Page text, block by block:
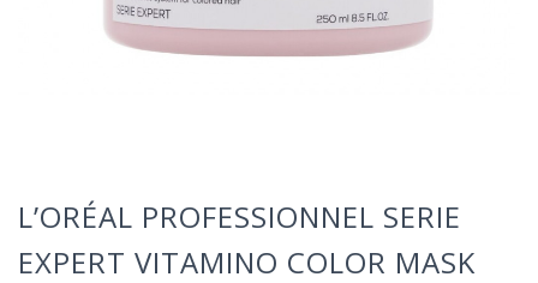
L’ORÉAL PROFESSIONNEL SERIE
EXPERT VITAMINO COLOR MASK